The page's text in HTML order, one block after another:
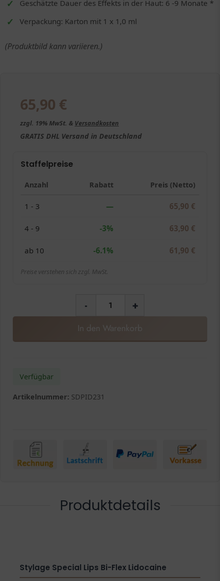
Geschätzte Dauer des Effekts in der Haut: 6 -9 Monate *
Verpackung: Karton mit 1 x 1,0 ml
(Produktbild kann variieren.)
65,90 €
zzgl. 19% MwSt. & Versandkosten
GRATIS DHL Versand in Deutschland
Staffelpreise
Anzahl Rabatt Preis (Netto)
1 - 3 — 65,90 €
4 - 9 -3% 63,90 €
ab 10 -6.1% 61,90 €
Preise verstehen sich zzgl. MwSt.
- +
In den Warenkorb
Verfügbar
Artikelnummer: SDPID231
Produktdetails
Stylage Special Lips Bi-Flex Lidocaine